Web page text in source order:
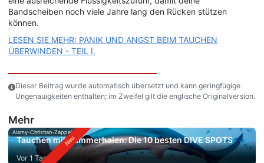
Bandscheiben noch viele Jahre lang den Rücken stützen
können.
LESEN SIE MEHR: PANIK UND ANGST BEIM TAUCHEN
ÜBERWINDEN - TEIL I.
Dieser Beitrag wurde automatisch übersetzt und kann geringfügige
Ungenauigkeiten enthalten; im Zweifel gilt die englische Originalversion.
Mehr
Alamy-Christian-Zappel
Tauchen mit Hammerhaien: Die 10 besten DIVE SPOTS
Vor 1 Tag